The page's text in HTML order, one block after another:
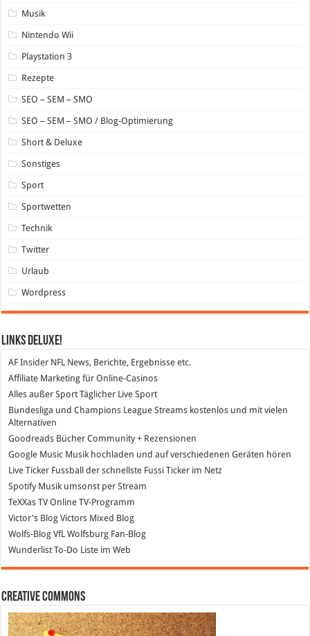
Musik
Nintendo Wii
Playstation 3
Rezepte
SEO – SEM – SMO
SEO – SEM – SMO / Blog-Optimierung
Short & Deluxe
Sonstiges
Sport
Sportwetten
Technik
Twitter
Urlaub
Wordpress
Links DeLuXe!
AF Insider NFL News, Berichte, Ergebnisse etc.
Affiliate Marketing für Online-Casinos
Alles außer SportTäglicher Live Sport
Bundesliga und Champions League Streams kostenlos und mit vielen
Alternativen
Goodreads Bücher Community + Rezensionen
Google Music Musik hochladen und auf verschiedenen Geräten hören
Live Ticker Fussball
der schnellste Fussi Ticker im Netz
SpotifyMusik umsonst per Stream
TeXXas TVOnline TV-Programm
Victor's Blog Victors Mixed Blog
Wolfs-Blog VfL Wolfsburg Fan-Blog
WunderlistTo-Do Liste im Web
Creative Commons